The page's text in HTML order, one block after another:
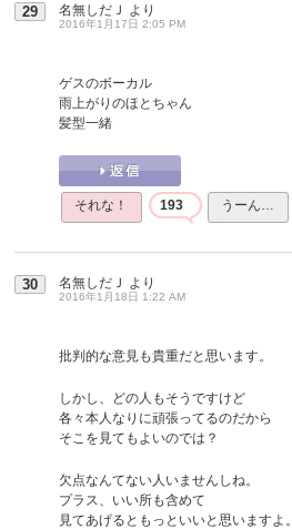
29 名無しだＪ より
2016年1月17日 2:05 PM
ゲスのボーカル
雨上がりのほとちゃん
髪型一緒
それな！ 193 うーん…
30 名無しだＪ より
2016年1月18日 1:22 AM
批判的な意見も貴重だと思います。
しかし、どの人もそうですけど
各々本人なりに頑張ってるのだから
そこを見てもよいのでは？
欠点なんてない人いませんしね。
プラス、いい所も含めて
見てあげるともっといいと思いますよ。